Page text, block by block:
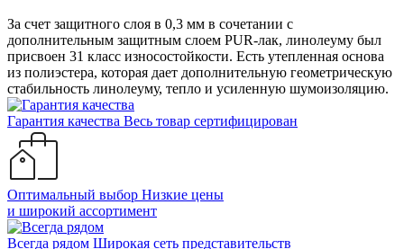
За счет защитного слоя в 0,3 мм в сочетании с
дополнительным защитным слоем PUR-лак, линолеуму был
присвоен 31 класс износостойкости. Есть утепленная основа
из полиэстера, которая дает дополнительную геометрическую
стабильность линолеуму, тепло и усиленную шумоизоляцию.
Гарантия качества Весь товар сертифицирован
Оптимальный выбор Низкие цены
и широкий ассортимент
Всегда рядом Широкая сеть представительств